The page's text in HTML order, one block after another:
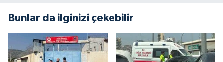
Bunlar da ilginizi çekebilir